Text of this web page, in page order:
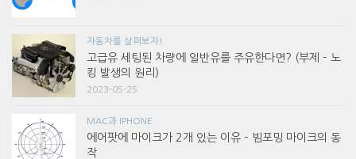
자동차를 살펴보자!
고급유 세팅된 차량에 일반유를 주유한다면? (부제 – 노
킹 발생의 원리)
2023-05-25
MAC과 IPHONE
에어팟에 마이크가 2개 있는 이유 – 빔포밍 마이크의 동
작